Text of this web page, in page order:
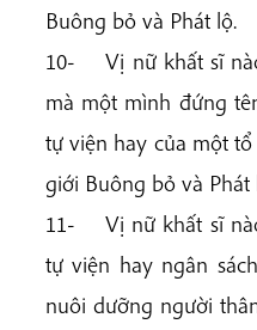
Buông bỏ và Phát lộ.
10- Vị nữ khất sĩ
mà một mình đứng
tự viện hay của một
giới Buông bỏ và Phát
11- Vị nữ khất sĩ
tự viện hay ngân
nuôi dưỡng người